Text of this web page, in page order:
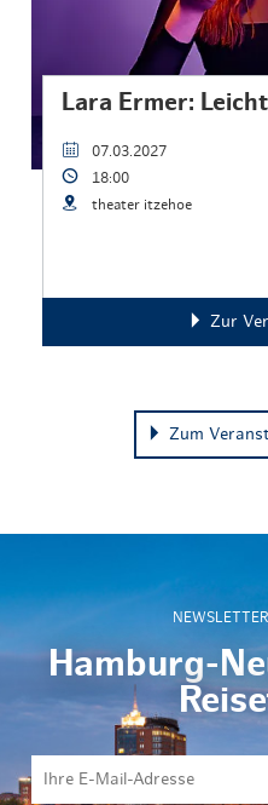
Lara Ermer:
07.03.2027
18:00
theater itzehoe
Zur
Zum
Hamburg-